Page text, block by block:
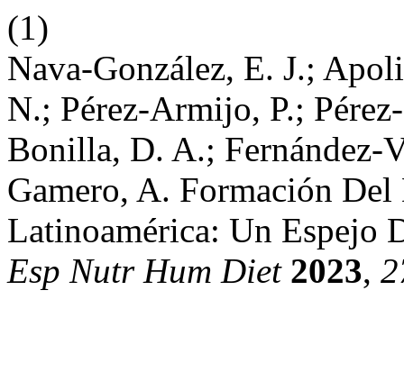
(1)
Nava-González, E. J.;
N.; Pérez-Armijo, P.;
Bonilla, D. A.; Fernández-
Gamero, A. Formación
Latinoamérica: Un Espejo
Esp Nutr Hum Diet 2023,